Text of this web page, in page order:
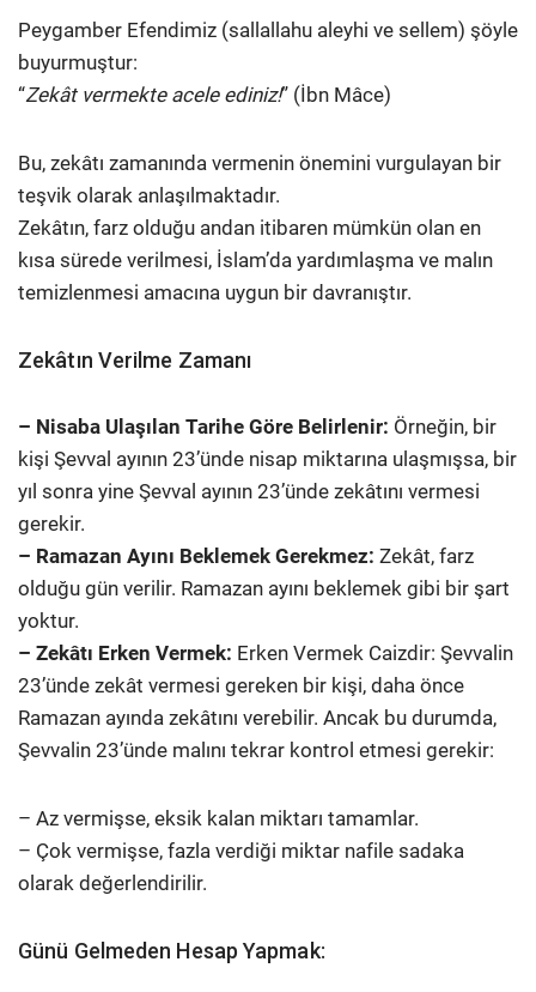
Peygamber Efendimiz (sallallahu aleyhi ve sellem) şöyle
buyurmuştur:
“Zekât vermekte acele ediniz!” (İbn Mâce)
Bu, zekâtı zamanında vermenin önemini vurgulayan bir
teşvik olarak anlaşılmaktadır.
Zekâtın, farz olduğu andan itibaren mümkün olan en
kısa sürede verilmesi, İslam’da yardımlaşma ve malın
temizlenmesi amacına uygun bir davranıştır.
Zekâtın Verilme Zamanı
– Nisaba Ulaşılan Tarihe Göre Belirlenir: Örneğin, bir
kişi Şevval ayının 23’ünde nisap miktarına ulaşmışsa, bir
yıl sonra yine Şevval ayının 23’ünde zekâtını vermesi
gerekir.
– Ramazan Ayını Beklemek Gerekmez: Zekât, farz
olduğu gün verilir. Ramazan ayını beklemek gibi bir şart
yoktur.
– Zekâtı Erken Vermek: Erken Vermek Caizdir: Şevvalin
23’ünde zekât vermesi gereken bir kişi, daha önce
Ramazan ayında zekâtını verebilir. Ancak bu durumda,
Şevvalin 23’ünde malını tekrar kontrol etmesi gerekir:
– Az vermişse, eksik kalan miktarı tamamlar.
– Çok vermişse, fazla verdiği miktar nafile sadaka
olarak değerlendirilir.
Günü Gelmeden Hesap Yapmak: